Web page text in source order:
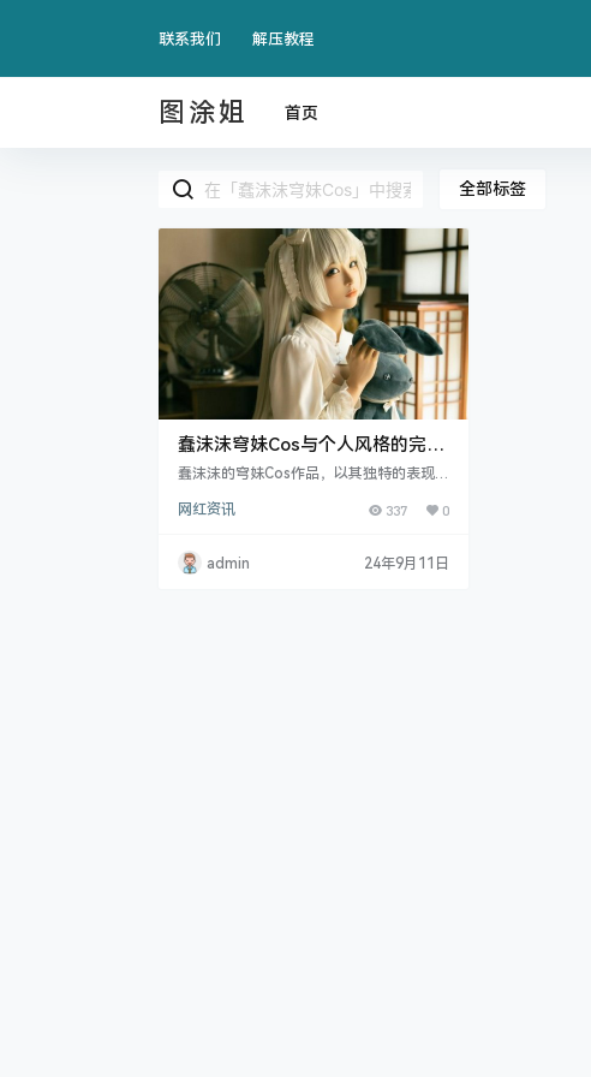
联系我们 解压教程
图涂姐 首页
全部标签
蠢沫沫穹妹Cos与个人风格的完美
结合
蠢沫沫的穹妹Cos作品，以其独特的表现力
空》中春日野穹这个经典角色.
网红资讯 337 0
admin 24年9月11日